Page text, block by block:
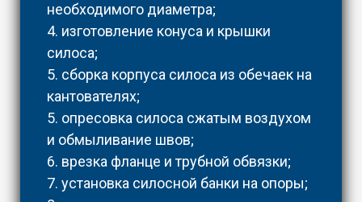
необходимого диаметра;
4. изготовление конуса и крышки
силоса;
5. сборка корпуса силоса из обечаек на
кантователях;
5. опресовка силоса сжатым воздухом
и обмыливание швов;
6. врезка фланце и трубной обвязки;
7. установка силосной банки на опоры;